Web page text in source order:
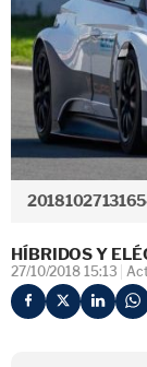
HÍBRIDOS Y
27/10/2018 15:13